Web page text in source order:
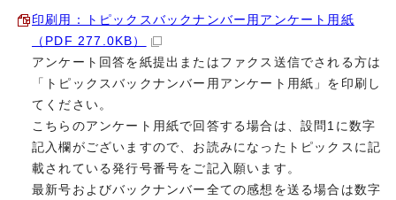
印刷用：トピックスバックナンバー用アンケート用紙
（PDF 277.0KB）
アンケート回答を紙提出またはファクス送信でされる方は
「トピックスバックナンバー用アンケート用紙」を印刷し
てください。
こちらのアンケート用紙で回答する場合は、設問1に数字
記入欄がございますので、お読みになったトピックスに記
載されている発行号番号をご記入願います。
最新号およびバックナンバー全ての感想を送る場合は数字